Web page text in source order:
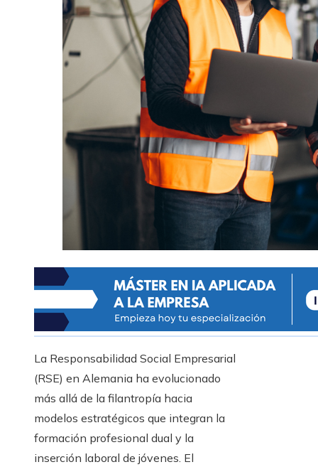
La Responsabilidad Social Empresarial
(RSE) en Alemania ha evolucionado
más allá de la filantropía hacia
modelos estratégicos que integran la
formación profesional dual y la
inserción laboral de jóvenes. El